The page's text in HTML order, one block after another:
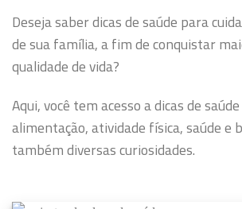
Deseja saber dicas de saúde para
de sua família, a fim de conquistar
qualidade de vida?
Aqui, você tem acesso a dicas de
alimentação, atividade física, saúde e
também diversas curiosidades.